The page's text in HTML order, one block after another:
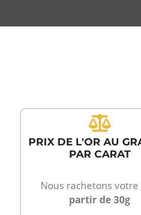
PRIX DE L'OR AU
PAR CARAT
Nous rachetons
partir de 30g